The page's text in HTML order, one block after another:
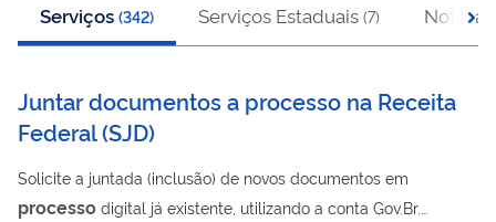
Serviços (342) Serviços Estaduais (7) Notícias
Juntar documentos a processo na Receita
Federal(SJD)
Solicite a juntada (inclusão) de novos documentos em
processo digital já existente, utilizando a conta Gov.Br.